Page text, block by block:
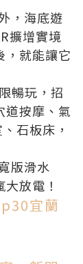
，海底遊
擴增實境
，就能讓它
暢玩，招
道按摩、氣
石板床，
版滑水
放電！
宜蘭